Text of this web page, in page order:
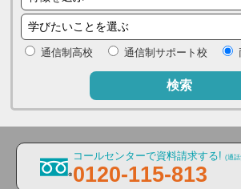
通信制高校 通信制サポート校
検索
コールセンターで資料請求する! (通
0120-115-813